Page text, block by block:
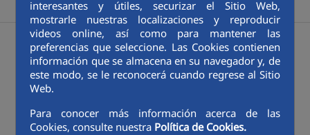
interesantes y útiles, securizar el Sitio Web,
mostrarle nuestras localizaciones y reproducir
videos online, así como para mantener las
preferencias que seleccione. Las Cookies contienen
información que se almacena en su navegador y, de
este modo, se le reconocerá cuando regrese al Sitio
Web.
Para conocer más información acerca de las
Cookies, consulte nuestra Política de Cookies.
FCC >Sala de comunicación >Publicaciones
Publicaciones
Categorías: